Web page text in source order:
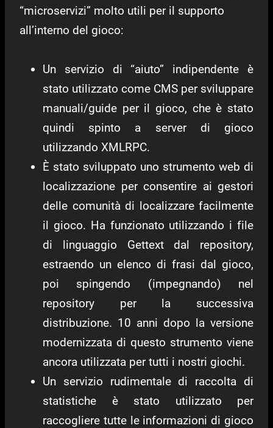
“microservizi” molto utili per il supporto
all’interno del gioco:
Un servizio di “aiuto” indipendente è
stato utilizzato come CMS per sviluppare
manuali/guide per il gioco, che è stato
quindi spinto a server di gioco
utilizzando XMLRPC.
È stato sviluppato uno strumento web di
localizzazione per consentire ai gestori
delle comunità di localizzare facilmente
il gioco. Ha funzionato utilizzando i file
di linguaggio Gettext dal repository,
estraendo un elenco di frasi dal gioco,
poi spingendo (impegnando) nel
repository per la successiva
distribuzione. 10 anni dopo la versione
modernizzata di questo strumento viene
ancora utilizzata per tutti i nostri giochi.
Un servizio rudimentale di raccolta di
statistiche è stato utilizzato per
raccogliere tutte le informazioni di gioco